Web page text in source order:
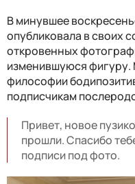
В минувшее
опубликовала в своих
откровенных
изменившуюся
философии
подписчикам
Привет, новое
прошли. Спасибо
подписи под фото.